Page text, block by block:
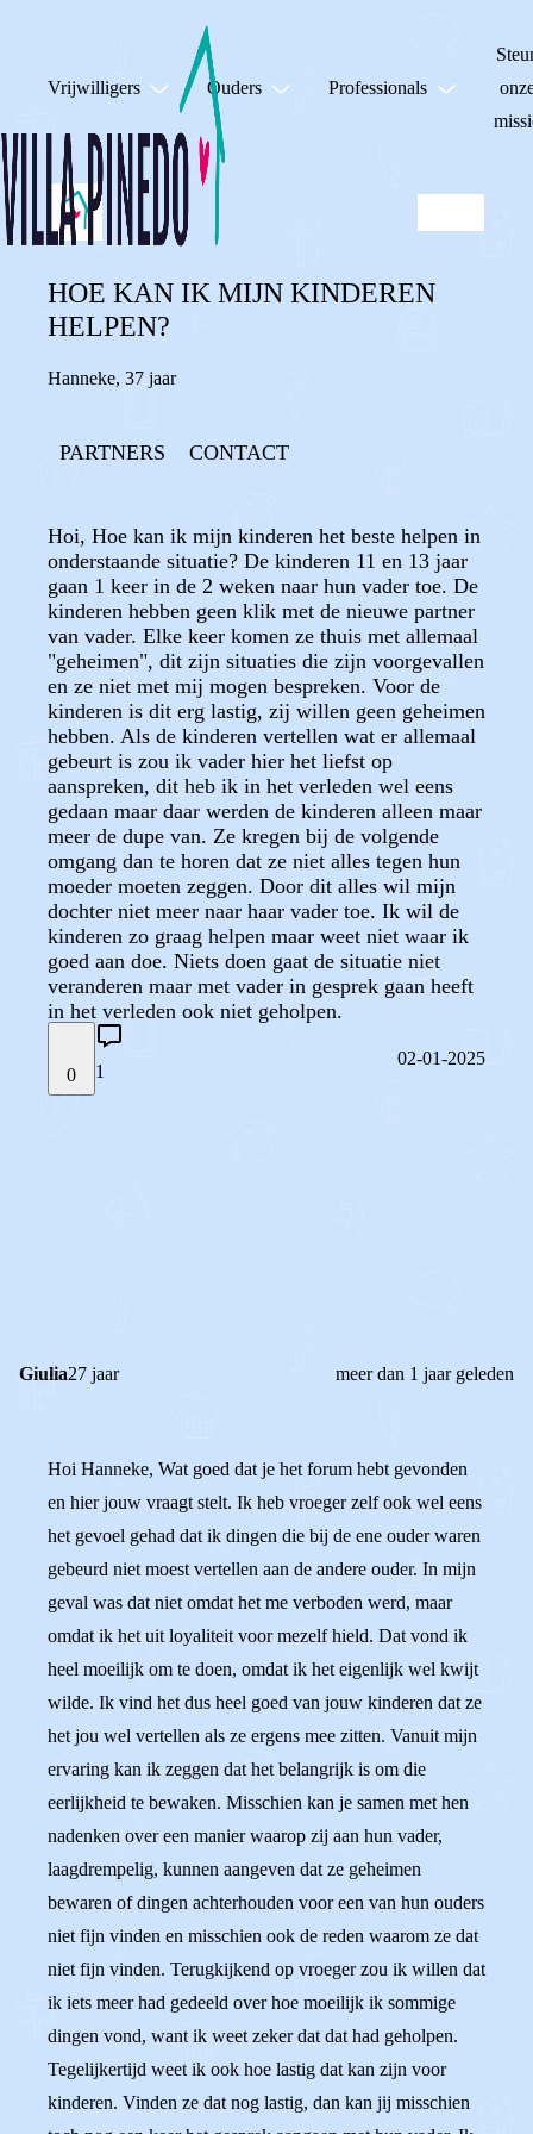
Vrijwilligers Ouders Professionals
HOE KAN IK MIJN KINDEREN
HELPEN?
Hanneke, 37 jaar
PARTNERS CONTACT
Hoi, Hoe kan ik mijn kinderen het beste helpen in
onderstaande situatie? De kinderen 11 en 13 jaar
gaan 1 keer in de 2 weken naar hun vader toe. De
kinderen hebben geen klik met de nieuwe partner
van vader. Elke keer komen ze thuis met allemaal
"geheimen", dit zijn situaties die zijn voorgevallen
en ze niet met mij mogen bespreken. Voor de
kinderen is dit erg lastig, zij willen geen geheimen
hebben. Als de kinderen vertellen wat er allemaal
gebeurt is zou ik vader hier het liefst op
aanspreken, dit heb ik in het verleden wel eens
gedaan maar daar werden de kinderen alleen maar
meer de dupe van. Ze kregen bij de volgende
omgang dan te horen dat ze niet alles tegen hun
moeder moeten zeggen. Door dit alles wil mijn
dochter niet meer naar haar vader toe. Ik wil de
kinderen zo graag helpen maar weet niet waar ik
goed aan doe. Niets doen gaat de situatie niet
veranderen maar met vader in gesprek gaan heeft
in het verleden ook niet geholpen.
0 1
02-01-2025
Giulia27 jaar meer dan 1 jaar geleden
Hoi Hanneke, Wat goed dat je het forum hebt gevonden
en hier jouw vraagt stelt. Ik heb vroeger zelf ook wel eens
het gevoel gehad dat ik dingen die bij de ene ouder waren
gebeurd niet moest vertellen aan de andere ouder. In mijn
geval was dat niet omdat het me verboden werd, maar
omdat ik het uit loyaliteit voor mezelf hield. Dat vond ik
heel moeilijk om te doen, omdat ik het eigenlijk wel kwijt
wilde. Ik vind het dus heel goed van jouw kinderen dat ze
het jou wel vertellen als ze ergens mee zitten. Vanuit mijn
ervaring kan ik zeggen dat het belangrijk is om die
eerlijkheid te bewaken. Misschien kan je samen met hen
nadenken over een manier waarop zij aan hun vader,
laagdrempelig, kunnen aangeven dat ze geheimen
bewaren of dingen achterhouden voor een van hun ouders
niet fijn vinden en misschien ook de reden waarom ze dat
niet fijn vinden. Terugkijkend op vroeger zou ik willen dat
ik iets meer had gedeeld over hoe moeilijk ik sommige
dingen vond, want ik weet zeker dat dat had geholpen.
Tegelijkertijd weet ik ook hoe lastig dat kan zijn voor
kinderen. Vinden ze dat nog lastig, dan kan jij misschien